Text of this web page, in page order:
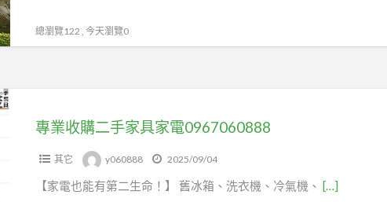
總瀏覽122 , 今天瀏覽0
專業收購二手家具家電0967060888
其它 y060888 2025/09/04
【家電也能有第二生命！】 舊冰箱、洗衣機、冷氣機、 […]